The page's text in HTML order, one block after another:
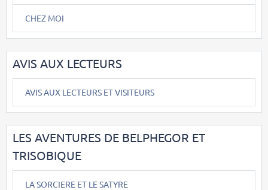
CHEZ MOI
AVIS AUX LECTEURS
AVIS AUX LECTEURS ET VISITEURS
LES AVENTURES DE BELPHEGOR ET
TRISOBIQUE
LA SORCIERE ET LE SATYRE